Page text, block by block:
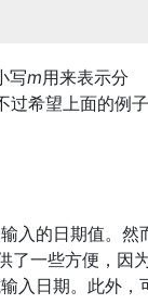
写m用来表示分
过希望上面的例子
入的日期值。然
了一些方便，因
入日期。此外，